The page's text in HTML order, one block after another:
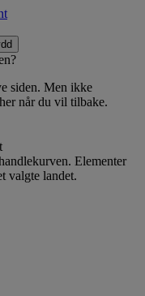
siden. Men ikke
når du vil tilbake.
Elementer
valgte landet.